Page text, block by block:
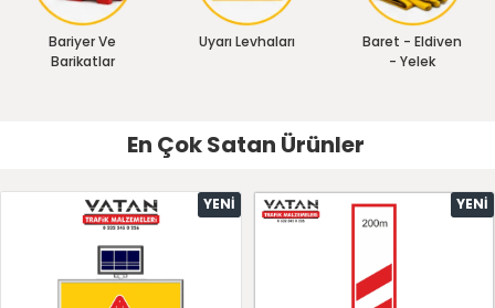
Bariyer Ve
Barikatlar
Uyarı Levhaları
Baret - Eldiven
- Yelek
En Çok Satan Ürünler
YENI YENI